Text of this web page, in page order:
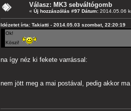
Válasz: MK3 sebváltógomb
« Új hozzászólás #97 Dátum: 2014.05.06
Idézetet írta: Takiatti - 2014.05.03 szombat, 22:20:19
Ok!
Köszi!
na így néz ki fekete varrással:
nem jött meg a mai postával, pedig akkor